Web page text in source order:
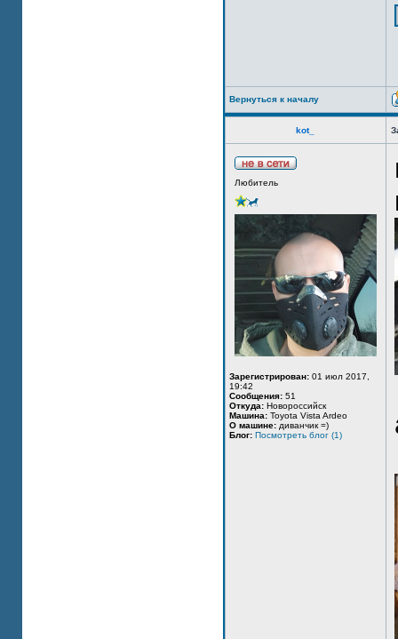
Вернуться к началу
kot_
Любитель
Зарегистрирован: 01 июл 2017,
19:42
Сообщения: 51
Откуда: Новороссийск
Машина: Toyota Vista Ardeo
О машине: диванчик =)
Блог: Посмотреть блог (1)